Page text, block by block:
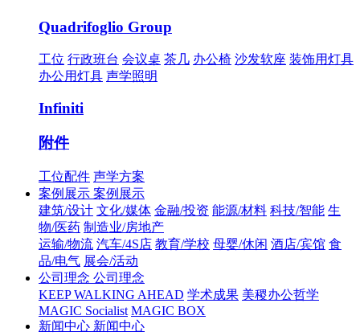
Quadrifoglio Group
工位 行政班台 会议桌 茶几 办公椅 沙发软座 装饰用灯具
办公用灯具 声学照明
Infiniti
附件
工位配件 声学方案
案例展示 案例展示
建筑/设计 文化/媒体 金融/投资 能源/材料 科技/智能 生
物/医药 制造业/房地产
运输/物流 汽车/4S店 教育/学校 母婴/休闲 酒店/宾馆 食
品/电气 展会/活动
公司理念 公司理念
KEEP WALKING AHEAD 学术成果 美稷办公哲学
MAGIC Socialist MAGIC BOX
新闻中心 新闻中心